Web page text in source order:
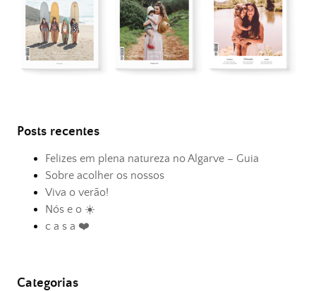
Posts recentes
Felizes em plena natureza no Algarve – Guia
Sobre acolher os nossos
Viva o verão!
Nós e o ☀️
c a s a ❤️
Categorias